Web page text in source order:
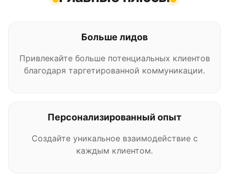
Больше лидов
Привлекайте больше потенциальных клиентов
благодаря таргетированной коммуникации.
Персонализированный опыт
Создайте уникальное взаимодействие с
каждым клиентом.